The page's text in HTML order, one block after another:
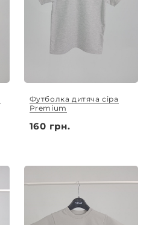
Футболка дитяча сіра
Premium
160 грн.